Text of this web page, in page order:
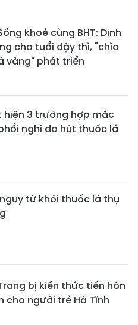
khoẻ cùng BHT: Dinh
cho tuổi dậy thì, "chìa
vàng" phát triển
hiện 3 trường hợp mắc
nghi do hút thuốc lá
từ khói thuốc lá thụ
bị kiến thức tiền hôn
cho người trẻ Hà Tĩnh